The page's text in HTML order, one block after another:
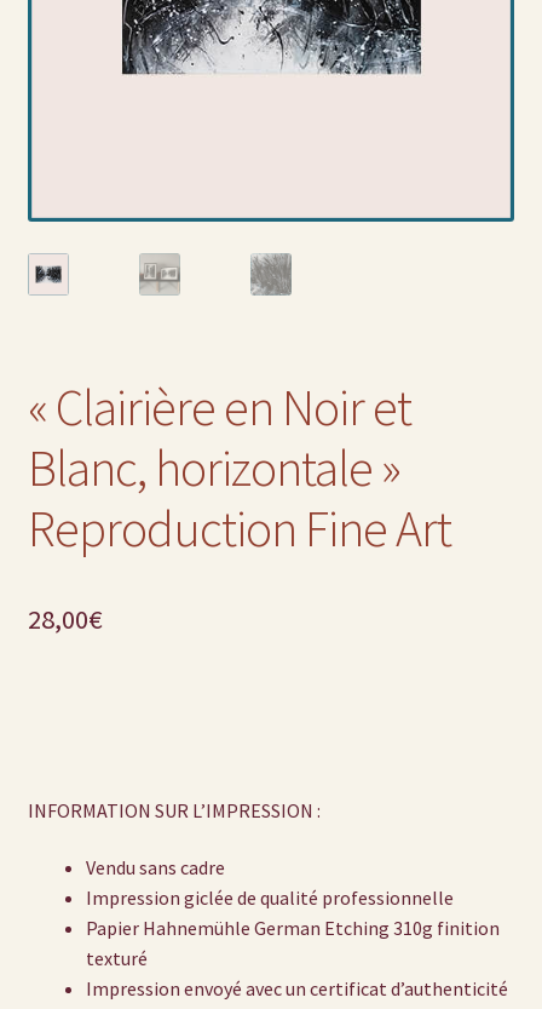
« Clairière en Noir et
Blanc, horizontale »
Reproduction Fine Art
28,00€
INFORMATION SUR L’IMPRESSION :
Vendu sans cadre
Impression giclée de qualité professionnelle
Papier Hahnemühle German Etching 310g finition
texturé
Impression envoyé avec un certificat d’authenticité